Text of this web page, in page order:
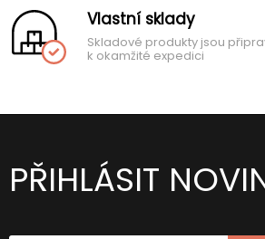
Vlastní sklady
Skladové produkty jsou
k okamžité expedici
PŘIHLÁSIT